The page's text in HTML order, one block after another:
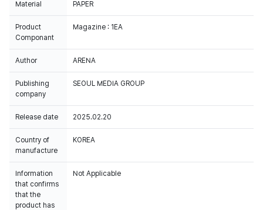
Material PAPER
Product
Componant
Magazine : 1EA
Author ARENA
Publishing
company
SEOUL MEDIA GROUP
Release date 2025.02.20
Country of
manufacture
KOREA
Information
that confirms
that the
product has
Not Applicable